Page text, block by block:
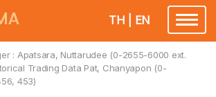
Toggle
TH EN
: Apatsara, Nuttarudee (0-2655-6000 ext.
Trading Data Pat, Chanyapon (0-
453)